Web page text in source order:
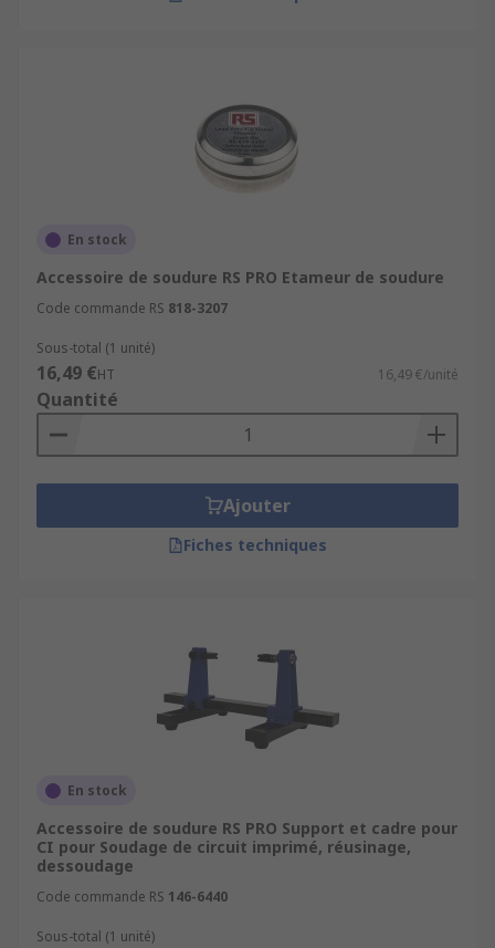
En stock
Accessoire de soudure RS PRO Etameur de soudure
Code commande RS 818-3207
Sous-total (1 unité)
16,49 €HT 16,49 €/unité
Quantité
Ajouter
Fiches techniques
En stock
Accessoire de soudure RS PRO Support et cadre pour
CI pour Soudage de circuit imprimé, réusinage,
dessoudage
Code commande RS 146-6440
Sous-total (1 unité)